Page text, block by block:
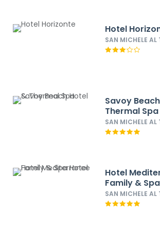
Hotel
SAN MICHELE
Savoy
Thermal Spa
SAN MICHELE
Hotel
Family &
SAN MICHELE